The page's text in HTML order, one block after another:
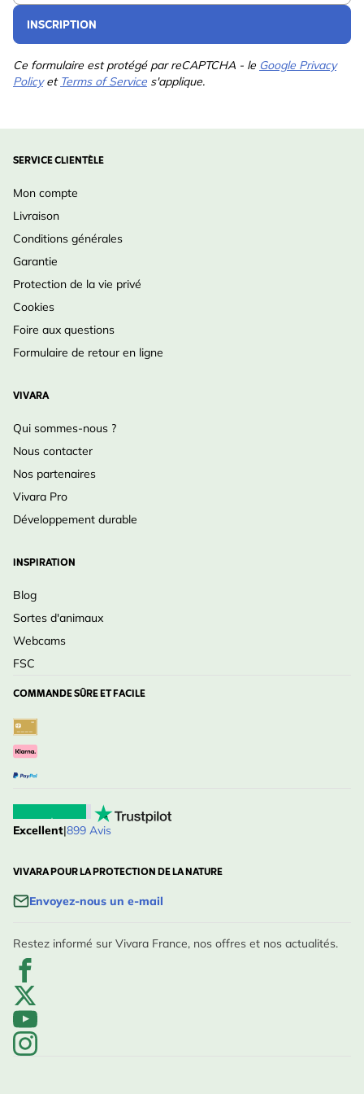
amoureux de la nature.
Chaque pièce est unique : aspect artisanal avec des
motifs individuels – aucun ne se ressemble.
Fait partie de la gamme durable Vierno, conçue avec
INSCRIPTION
Ce formulaire est protégé par reCAPTCHA - le Google Privacy
Policyet Terms of Service s'applique.
SERVICE CLIENTÈLE
Mon compte
Livraison
Conditions générales
Garantie
Protection de la vie privé
Cookies
Foire aux questions
Formulaire de retour en ligne
VIVARA
Qui sommes-nous ?
Nous contacter
Nos partenaires
Vivara Pro
Développement durable
INSPIRATION
Blog
Sortes d'animaux
Webcams
FSC
COMMANDE SÛRE ET FACILE
Excellent|899 Avis
VIVARA POUR LA PROTECTION DE LA NATURE
Envoyez-nous un e-mail
Restez informé sur Vivara France, nos offres et nos actualités.